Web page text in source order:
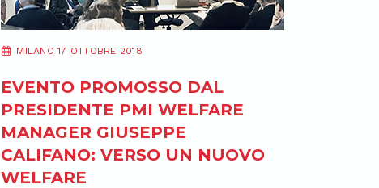
MILANO 17 OTTOBRE 2018
EVENTO PROMOSSO DAL
PRESIDENTE PMI WELFARE
MANAGER GIUSEPPE
CALIFANO: VERSO UN NUOVO
WELFARE